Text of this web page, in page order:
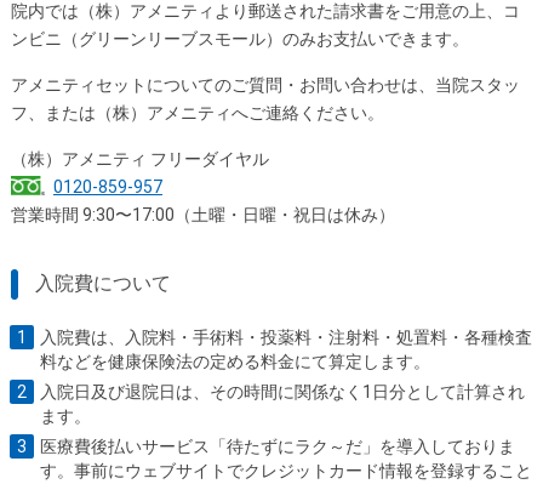
院内では（株）アメニティより郵送された請求書をご用意の上、コ
ンビニ（グリーンリーブスモール）のみお支払いできます。
アメニティセットについてのご質問・お問い合わせは、当院スタッ
フ、または（株）アメニティへご連絡ください。
（株）アメニティ フリーダイヤル
0120-859-957
営業時間 9:30〜17:00（土曜・日曜・祝日は休み）
入院費について
入院費は、入院料・手術料・投薬料・注射料・処置料・各種検査
料などを健康保険法の定める料金にて算定します。
入院日及び退院日は、その時間に関係なく1日分として計算され
ます。
医療費後払いサービス「待たずにラク～だ」を導入しておりま
す。事前にウェブサイトでクレジットカード情報を登録すること